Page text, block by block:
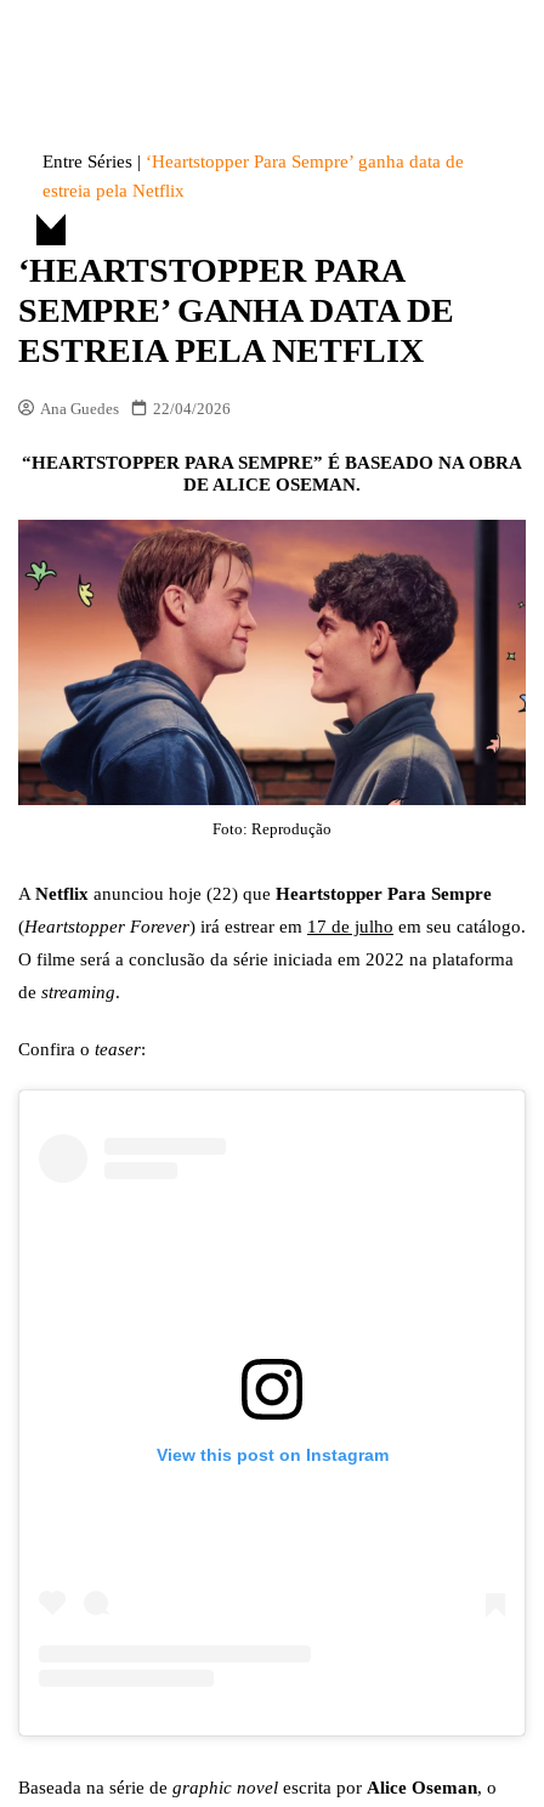
Entre Séries | ‘Heartstopper Para Sempre’ ganha data de
estreia pela Netflix
‘HEARTSTOPPER PARA
SEMPRE’ GANHA DATA DE
ESTREIA PELA NETFLIX
Ana Guedes 22/04/2026
“HEARTSTOPPER PARA SEMPRE” É BASEADO NA OBRA
DE ALICE OSEMAN.
Foto: Reprodução
A Netflix anunciou hoje (22) que Heartstopper Para Sempre
(Heartstopper Forever) irá estrear em 17 de julho em seu catálogo.
O filme será a conclusão da série iniciada em 2022 na plataforma
de streaming.
Confira o teaser:
View this post on Instagram
Baseada na série de graphic novel escrita por Alice Oseman, o